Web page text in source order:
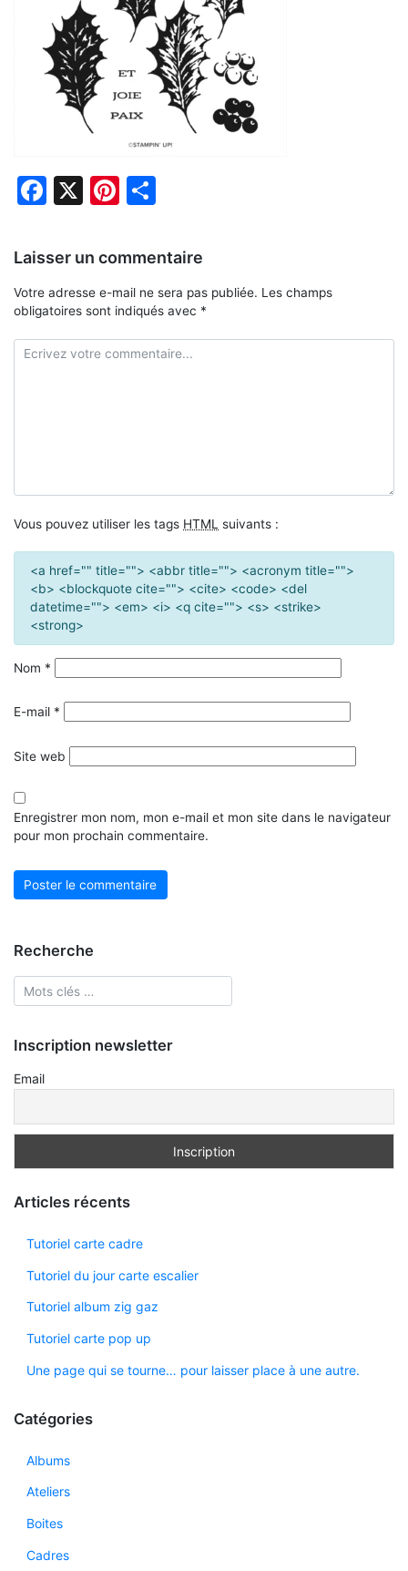
Facebook
X Pinterest
Laisser un commentaire
Votre adresse e-mail ne sera pas publiée. Les champs
obligatoires sont indiqués avec *
Vous pouvez utiliser les tags HTML suivants :
<a href="" title=""> <abbr title=""> <acronym title="">
<b> <blockquote cite=""> <cite> <code> <del
datetime=""> <em> <i> <q cite=""> <s> <strike>
<strong>
Nom *
E-mail *
Site web
Enregistrer mon nom, mon e-mail et mon site dans le navigateur
pour mon prochain commentaire.
Recherche
Inscription newsletter
Email
Articles récents
Tutoriel carte cadre
Tutoriel du jour carte escalier
Tutoriel album zig gaz
Tutoriel carte pop up
Une page qui se tourne… pour laisser place à une autre.
Catégories
Albums
Ateliers
Boites
Cadres